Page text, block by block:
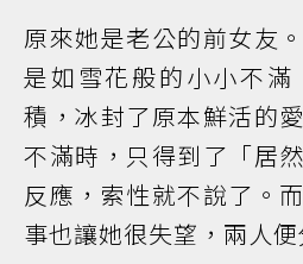
原來她是老公的前女友
是如雪花般的小小不滿
積，冰封了原本鮮活的
不滿時，只得到了「居
反應，索性就不說了。
事也讓她很失望，兩人便